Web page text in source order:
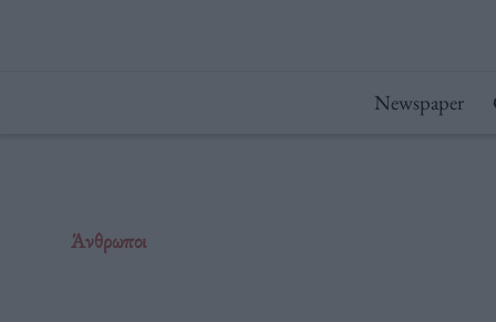
Newspaper
Άνθρωποι